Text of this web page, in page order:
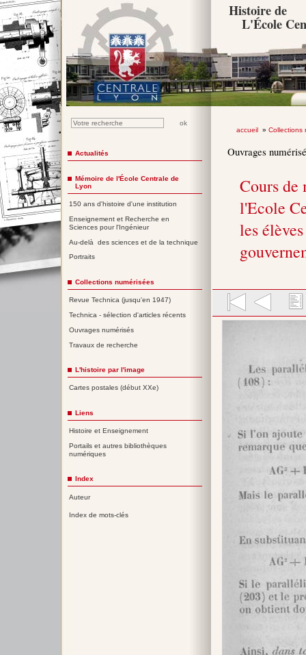
Histoire de
L'École
accueil» Collections
Ouvrages
Cours de
l'Ecole
les
Actualités
Mémoire de l'École Centrale de
Lyon
150 ans d'histoire d'une institution
Enseignement et Recherche en
Sciences pour l'Ingénieur
Au-delà des sciences et de la technique
Portraits
Collections numérisées
Revue Technica (jusqu'en 1947)
Technica - sélection d'articles récents
Ouvrages numérisés
Travaux de recherche
L'histoire par l'image
Cartes postales (début XXe)
Liens
Histoire et Enseignement
Portails et autres bibliothèques
numériques
Index
Auteur
Index de mots-clés